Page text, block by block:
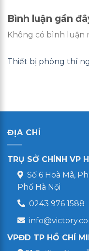
Bình luận gần
Không có bình luận
Thiết bị phòng thí
ĐỊA CHỈ
TRỤ SỞ CHÍNH VP
Số 6 Hoà Mã,
Phố Hà Nội
0243 976 1588
VPĐD TP HỒ CHÍ